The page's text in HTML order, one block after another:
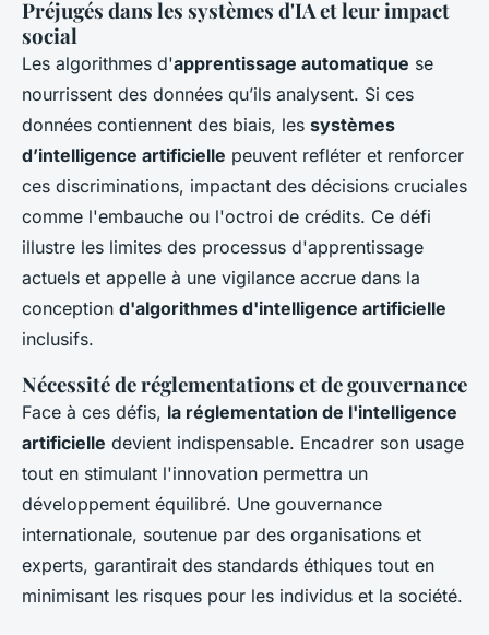
Préjugés dans les systèmes d'IA et leur impact
social
Les algorithmes d'apprentissage automatique se
nourrissent des données qu’ils analysent. Si ces
données contiennent des biais, les systèmes
d’intelligence artificielle peuvent refléter et renforcer
ces discriminations, impactant des décisions cruciales
comme l'embauche ou l'octroi de crédits. Ce défi
illustre les limites des processus d'apprentissage
actuels et appelle à une vigilance accrue dans la
conception d'algorithmes d'intelligence artificielle
inclusifs.
Nécessité de réglementations et de gouvernance
Face à ces défis, la réglementation de l'intelligence
artificielle devient indispensable. Encadrer son usage
tout en stimulant l'innovation permettra un
développement équilibré. Une gouvernance
internationale, soutenue par des organisations et
experts, garantirait des standards éthiques tout en
minimisant les risques pour les individus et la société.